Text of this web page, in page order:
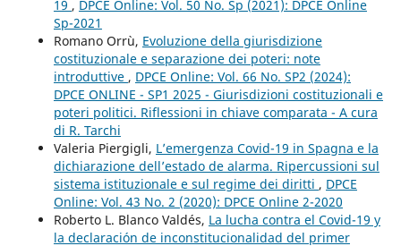
19 , DPCE Online: Vol. 50 No. Sp (2021): DPCE Online
Sp-2021
Romano Orrù, Evoluzione della giurisdizione
costituzionale e separazione dei poteri: note
introduttive , DPCE Online: Vol. 66 No. SP2 (2024):
DPCE ONLINE - SP1 2025 - Giurisdizioni costituzionali e
poteri politici. Riflessioni in chiave comparata - A cura
di R. Tarchi
Valeria Piergigli, L’emergenza Covid-19 in Spagna e la
dichiarazione dell’estado de alarma. Ripercussioni sul
sistema istituzionale e sul regime dei diritti , DPCE
Online: Vol. 43 No. 2 (2020): DPCE Online 2-2020
Roberto L. Blanco Valdés, La lucha contra el Covid-19 y
la declaración de inconstitucionalidad del primer